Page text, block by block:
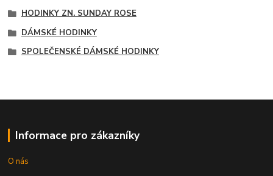
HODINKY ZN. SUNDAY ROSE
DÁMSKÉ HODINKY
SPOLEČENSKÉ DÁMSKÉ HODINKY
Informace pro zákazníky
O nás